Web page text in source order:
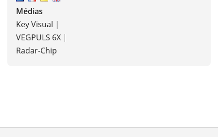
Médias
Key Visual |
VEGPULS 6X |
Radar-Chip